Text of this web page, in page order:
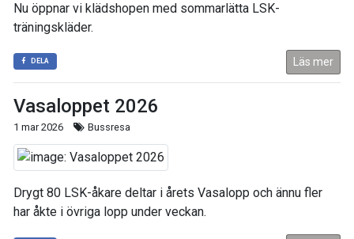
Nu öppnar vi klädshopen med sommarlätta LSK-
träningskläder.
DELA Läs mer
Vasaloppet 2026
1 mar 2026 Bussresa
Drygt 80 LSK-åkare deltar i årets Vasalopp och ännu fler
har åkte i övriga lopp under veckan.